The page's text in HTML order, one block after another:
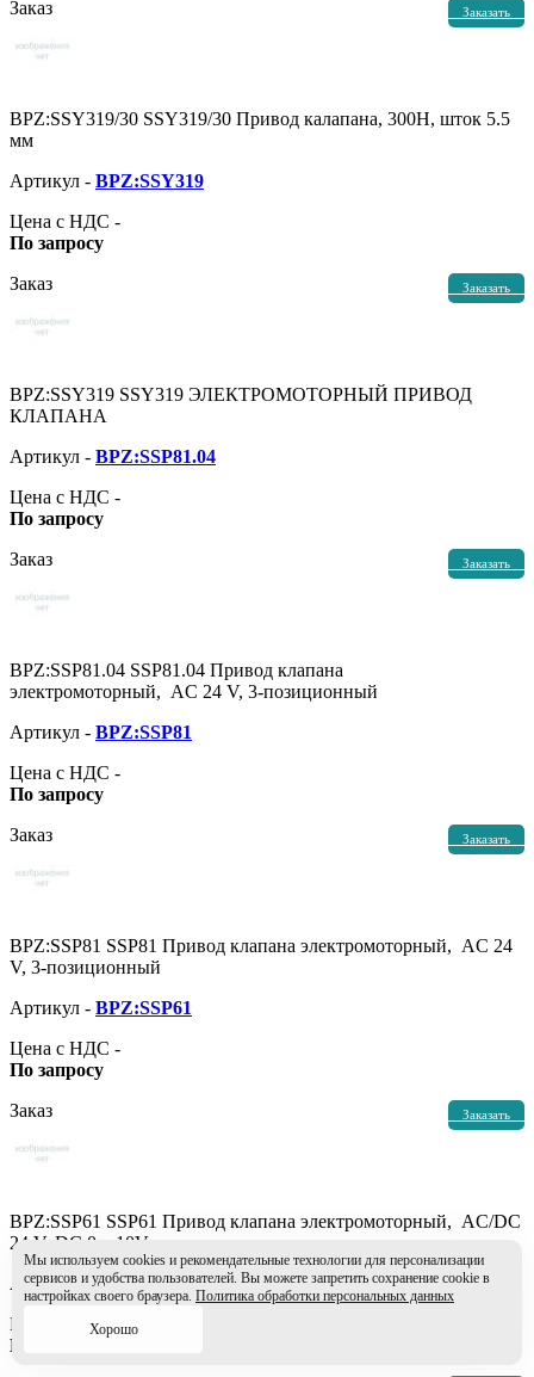
Заказать
Заказ
BPZ:SSY319/30 SSY319/30 Привод калапана, 300Н, шток 5.5
мм
Артикул - BPZ:SSY319
Цена с НДС -
По запросу
Заказать
Заказ
BPZ:SSY319 SSY319 ЭЛЕКТРОМОТОРНЫЙ ПРИВОД
КЛАПАНА
Артикул - BPZ:SSP81.04
Цена с НДС -
По запросу
Заказать
Заказ
BPZ:SSP81.04 SSP81.04 Привод клапана
электромоторный, AC 24 V, 3-позиционный
Артикул - BPZ:SSP81
Цена с НДС -
По запросу
Заказать
Заказ
BPZ:SSP81 SSP81 Привод клапана электромоторный, AC 24
V, 3-позиционный
Артикул - BPZ:SSP61
Цена с НДС -
По запросу
Заказать
Заказ
BPZ:SSP61 SSP61 Привод клапана электромоторный, AC/DC
24 V, DC 0…10V
Артикул -BPZ:SSP31
Цена с НДС -
По запросу
Мы используем cookies и рекомендательные технологии для персонализации
сервисов и удобства пользователей. Вы можете запретить сохранение cookie в
настройках своего браузера. Политика обработки персональных данных
Хорошо